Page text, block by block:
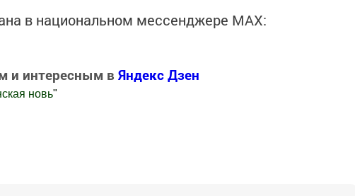
в национальном мессенджере MАХ:
и интересным в Яндекс Дзен
новь"